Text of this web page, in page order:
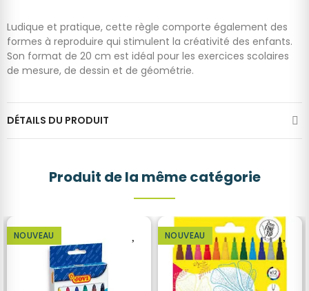
Ludique et pratique, cette règle comporte également des
formes à reproduire qui stimulent la créativité des enfants.
Son format de 20 cm est idéal pour les exercices scolaires
de mesure, de dessin et de géométrie.
DÉTAILS DU PRODUIT
Produit de la même catégorie
NOUVEAU NOUVEAU